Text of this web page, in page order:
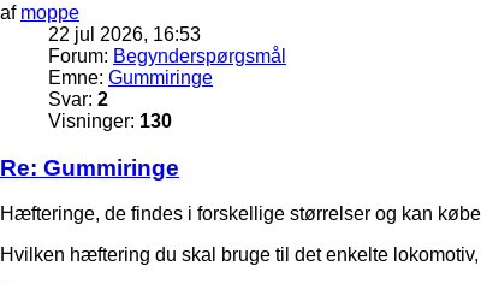
af moppe
22 jul 2026, 16:53
Forum: Begynderspørgsmål
Emne: Gummiringe
Svar: 2
Visninger: 130
Re: Gummiringe
Hæfteringe, de findes i forskellige størrelser og kan
Hvilken hæftering du skal bruge til det enkelte